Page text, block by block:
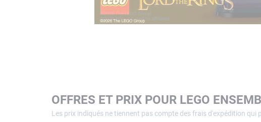
OFFRES ET PRIX POUR LEGO
Les prix indiqués ne tiennent pas compte des frais d'expédition qui